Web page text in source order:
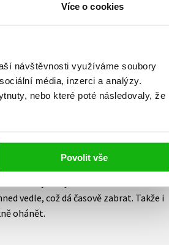
Více o cookies
návštěvnosti využíváme soubory
média, inzerci a analýzy.
nebo které poté následovaly, že
Povolit vše
žurnalistiku v Bulharsku, věnovala
získala ocenění Zlatá čočka za
jsou můj život, ke kterýmu se teď
Deník tlustý kočičandy a v pořadu
vedle, což dá časově zabrat. Takže i
ohánět.